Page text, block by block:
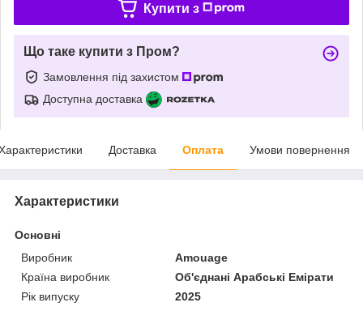
Купити з
Що таке купити з Пром?
Замовлення під захистом
Доступна доставка
Доставка Оплата Умови повернення
Характеристики
Основні
Виробник
Amouage
Країна виробник
Об'єднані Арабські Емірати
Рік випуску
2025